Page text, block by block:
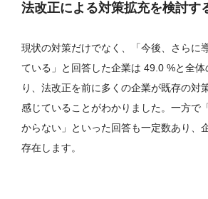
法改正による対策拡充を検討す
現状の対策だけでなく、「今後、さらに
ている」と回答した企業は 49.0 %と全
り、法改正を前に多くの企業が既存の対
感じていることがわかりました。一方で
からない」といった回答も一定数あり、
存在します。